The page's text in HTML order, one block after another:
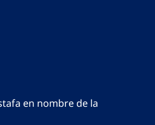
en nombre de la